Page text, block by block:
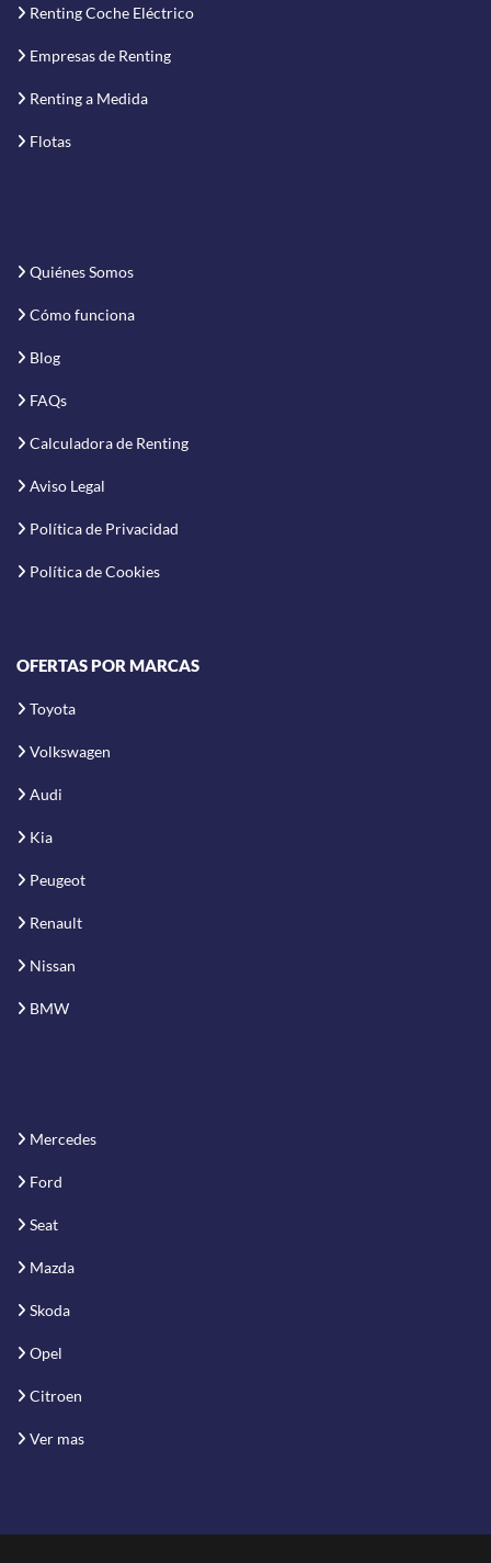
Renting Coche Eléctrico
Empresas de Renting
Renting a Medida
Flotas
Quiénes Somos
Cómo funciona
Blog
FAQs
Calculadora de Renting
Aviso Legal
Política de Privacidad
Política de Cookies
OFERTAS POR MARCAS
Toyota
Volkswagen
Audi
Kia
Peugeot
Renault
Nissan
BMW
Mercedes
Ford
Seat
Mazda
Skoda
Opel
Citroen
Ver mas